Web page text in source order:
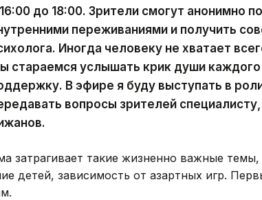
до 18:00. Зрители смогут анонимно
переживаниями и получить
Иногда человеку не хватает
стараемся услышать крик души каждого
В эфире я буду выступать в
вопросы зрителей
затрагивает такие жизненно важные
детей, зависимость от азартных игр.